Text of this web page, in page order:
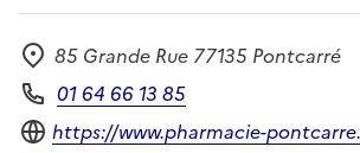
Adresse
85 Grande Rue 77135 Pontcarré
Téléphone
01 64 66 13 85
Site internet
https://www.pharmacie-